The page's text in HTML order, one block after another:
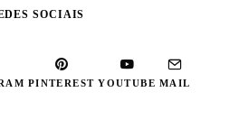
SOCIAIS
PINTEREST YOUTUBE MAIL